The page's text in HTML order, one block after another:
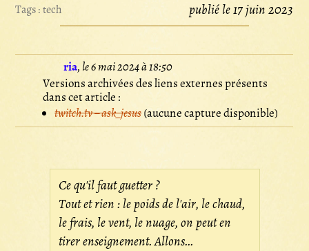
Tags :tech publié le 17 juin 2023
ria, le 6 mai 2024 à 18:50
Versions archivées des liens externes présents
dans cet article :
twitch.tv – ask_jesus(aucune capture disponible)
Ce qu'il faut guetter ?
Tout et rien : le poids de l'air, le chaud,
le frais, le vent, le nuage, on peut en
tirer enseignement. Allons...